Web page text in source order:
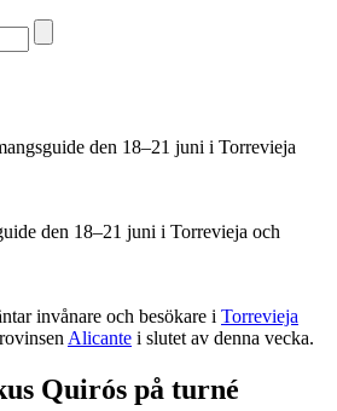
den 18–21 juni i Torrevieja
den 18–21 juni i Torrevieja och
invånare och besökare i Torrevieja
Alicante i slutet av denna vecka.
Quirós på turné